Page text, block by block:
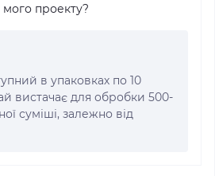
проекту?
в упаковках по 10
вистачає для обробки 500-
суміші, залежно від